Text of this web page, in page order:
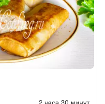
2 часа 30 минут